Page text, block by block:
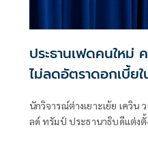
ประธานเฟดคนให
ไม่ลดอัตราดอกเบี้ย
นักวิจารณ์ต่างเยาะเย้ย เควิน
ลด์ ทรัมป์ ประธานาธิบดีแต่ง